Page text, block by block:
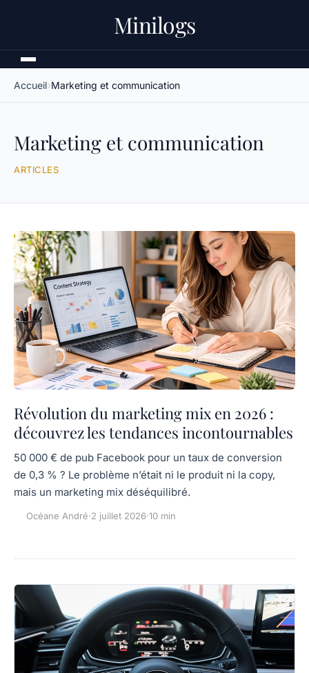
Minilogs
Accueil Marketing et communication
Marketing et communication
ARTICLES
Révolution du marketing mix en 2026 :
découvrez les tendances incontournables
50 000 € de pub Facebook pour un taux de conversion
de 0,3 % ? Le problème n’était ni le produit ni la copy,
mais un marketing mix déséquilibré.
Océane André·2 juillet 2026·10 min